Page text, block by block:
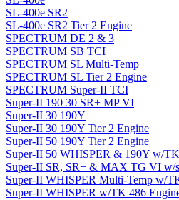
SL-400e SR2
SL-400e SR2 Tier 2 Engine
SPECTRUM DE 2 & 3
SPECTRUM SB TCI
SPECTRUM SL Multi-Temp
SPECTRUM SL Tier 2 Engine
SPECTRUM Super-II TCI
Super-II 190 30 SR+ MP VI
Super-II 30 190Y
Super-II 30 190Y Tier 2 Engine
Super-II 50 190Y Tier 2 Engine
Super-II 50 WHISPER & 190Y w/
Super-II SR, SR+ & MAX TG VI w/
Super-II WHISPER Multi-Temp w/
Super-II WHISPER w/TK 486